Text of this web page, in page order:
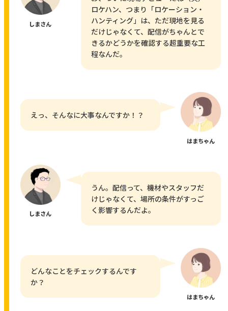
しまさん
ロケハン、つまり「ロケーション・
ハンティング」は、ただ現地を見る
だけじゃなくて、配信がちゃんとで
きるかどうかを確認する超重要な工
程なんだ。
えっ、そんなに大事なんですか！？
はまちゃん
しまさん
うん。配信って、機材やスタッフだ
けじゃなくて、場所の条件がすっご
く影響するんだよ。
どんなことをチェックするんです
か？
はまちゃん